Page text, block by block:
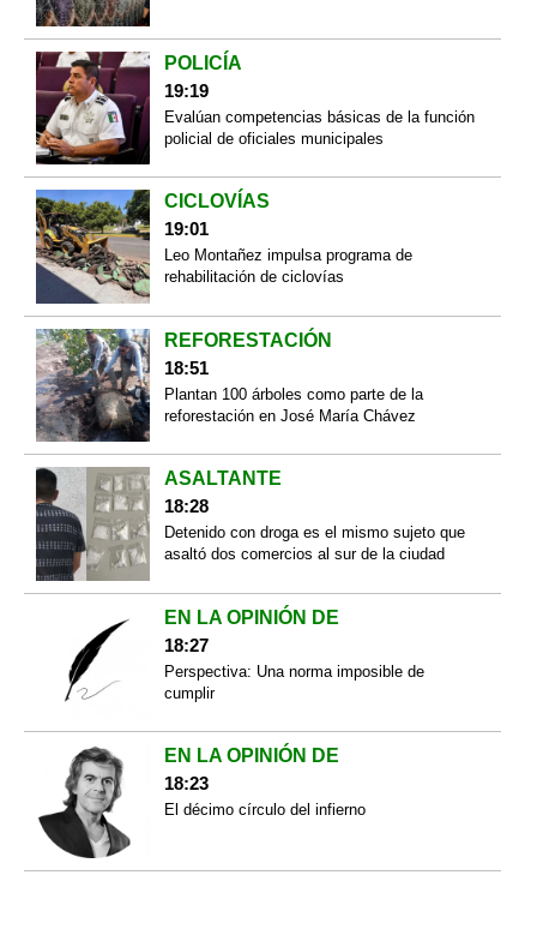
POLICÍA
19:19
Evalúan competencias básicas de la función
policial de oficiales municipales
CICLOVÍAS
19:01
Leo Montañez impulsa programa de
rehabilitación de ciclovías
REFORESTACIÓN
18:51
Plantan 100 árboles como parte de la
reforestación en José María Chávez
ASALTANTE
18:28
Detenido con droga es el mismo sujeto que
asaltó dos comercios al sur de la ciudad
EN LA OPINIÓN DE
18:27
Perspectiva: Una norma imposible de
cumplir
EN LA OPINIÓN DE
18:23
El décimo círculo del infierno